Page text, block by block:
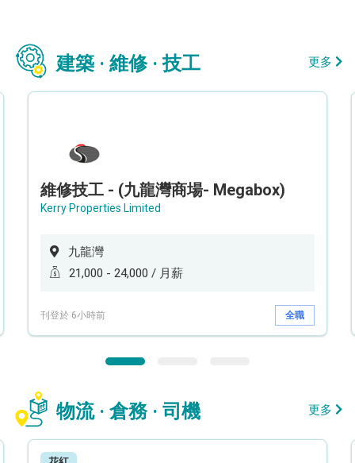
建築 · 維修 · 技工 更多
維修技工 - (九龍灣商場- Megabox)
Kerry Properties Limited
九龍灣
21,000 - 24,000 / 月薪
刊登於 6小時前 全職
物流 · 倉務 · 司機 更多